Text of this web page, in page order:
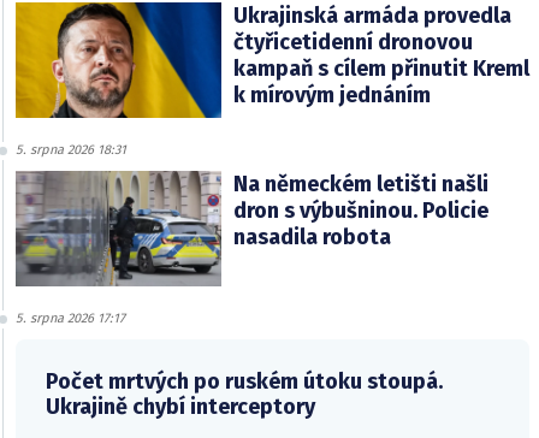
Ukrajinská armáda provedla
čtyřicetidenní dronovou
kampaň s cílem přinutit Kreml
k mírovým jednáním
5. srpna 2026 18:31
Na německém letišti našli
dron s výbušninou. Policie
nasadila robota
5. srpna 2026 17:17
Počet mrtvých po ruském útoku stoupá.
Ukrajině chybí interceptory